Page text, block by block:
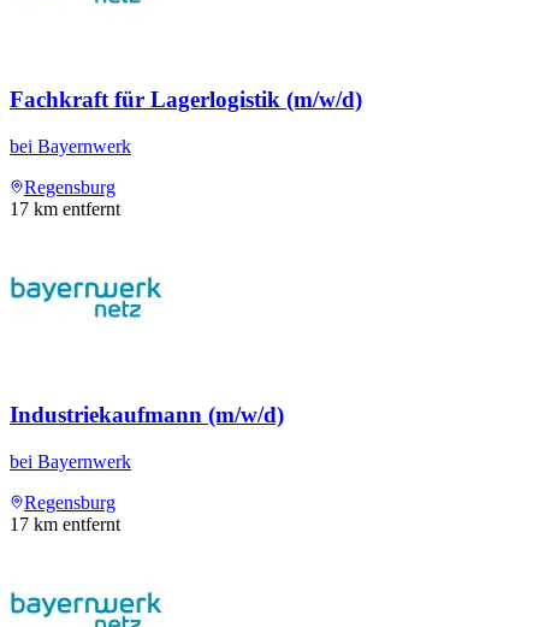
Fachkraft für Lagerlogistik (m/w/d)
bei Bayernwerk
Regensburg
17 km entfernt
Industriekaufmann (m/w/d)
bei Bayernwerk
Regensburg
17 km entfernt